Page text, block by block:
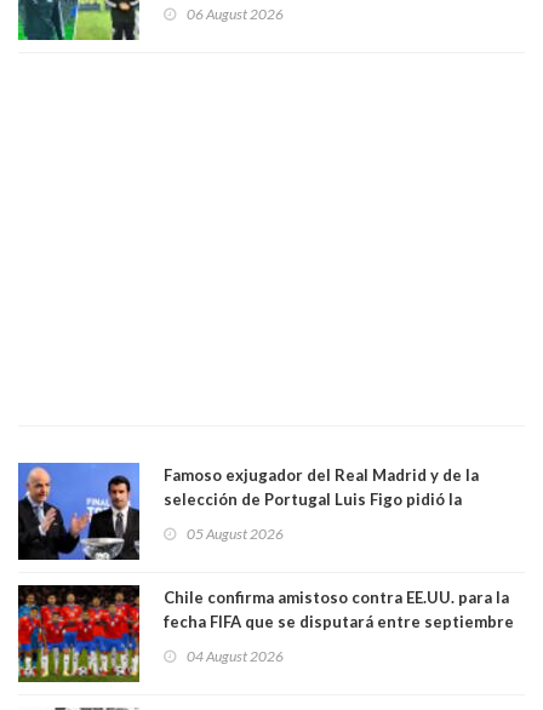
06 August 2026
Famoso exjugador del Real Madrid y de la
selección de Portugal Luis Figo pidió la
comportamiento más bajo y cobarde que he
05 August 2026
Chile confirma amistoso contra EE.UU. para la
fecha FIFA que se disputará entre septiembre
04 August 2026